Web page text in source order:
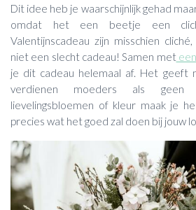
Dit idee heb je waarschijnlijk gehad
omdat het een beetje een
Valentijnscadeau zijn misschien
niet een slecht cadeau! Samen met
je dit cadeau helemaal af. Het
verdienen moeders als
lievelingsbloemen of kleur maak je
precies wat het goed zal doen bij jouw